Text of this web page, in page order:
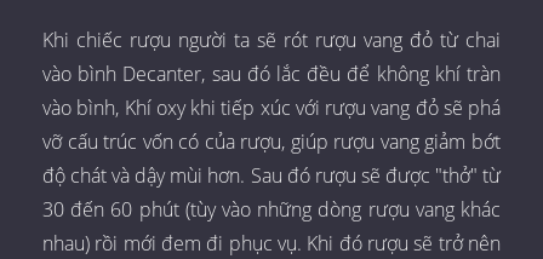
Khi chiếc rượu người ta sẽ rót rượu vang đỏ từ chai
vào bình Decanter, sau đó lắc đều để không khí tràn
vào bình, Khí oxy khi tiếp xúc với rượu vang đỏ sẽ phá
vỡ cấu trúc vốn có của rượu, giúp rượu vang giảm bớt
độ chát và dậy mùi hơn. Sau đó rượu sẽ được "thở" từ
30 đến 60 phút (tùy vào những dòng rượu vang khác
nhau) rồi mới đem đi phục vụ. Khi đó rượu sẽ trở nên